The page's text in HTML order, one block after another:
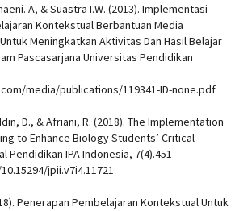
A, & Suastra I.W. (2013). Implementasi
Kontekstual Berbantuan Media
Meningkatkan Aktivitas Dan Hasil Belajar
Pascasarjana Universitas Pendidikan
media/publications/119341-ID-none.pdf
D., & Afriani, R. (2018). The Implementation
to Enhance Biology Students’ Critical
Pendidikan IPA Indonesia, 7(4).451-
jpii.v7i4.11721
Penerapan Pembelajaran Kontekstual Untuk